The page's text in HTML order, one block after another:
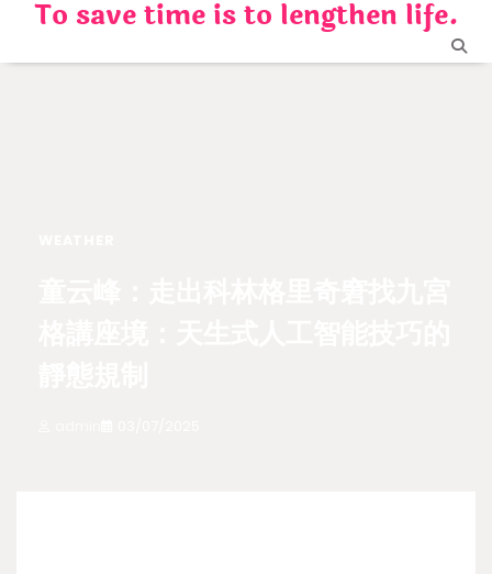
content
To save time is to lengthen life.